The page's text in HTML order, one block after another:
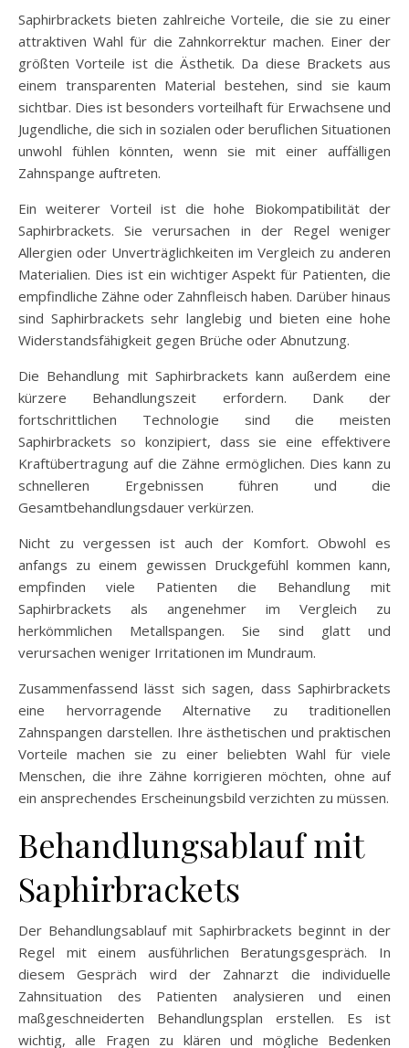
Saphirbrackets bieten zahlreiche Vorteile, die sie zu einer
attraktiven Wahl für die Zahnkorrektur machen. Einer der
größten Vorteile ist die Ästhetik. Da diese Brackets aus
einem transparenten Material bestehen, sind sie kaum
sichtbar. Dies ist besonders vorteilhaft für Erwachsene und
Jugendliche, die sich in sozialen oder beruflichen Situationen
unwohl fühlen könnten, wenn sie mit einer auffälligen
Zahnspange auftreten.
Ein weiterer Vorteil ist die hohe Biokompatibilität der
Saphirbrackets. Sie verursachen in der Regel weniger
Allergien oder Unverträglichkeiten im Vergleich zu anderen
Materialien. Dies ist ein wichtiger Aspekt für Patienten, die
empfindliche Zähne oder Zahnfleisch haben. Darüber hinaus
sind Saphirbrackets sehr langlebig und bieten eine hohe
Widerstandsfähigkeit gegen Brüche oder Abnutzung.
Die Behandlung mit Saphirbrackets kann außerdem eine
kürzere Behandlungszeit erfordern. Dank der
fortschrittlichen Technologie sind die meisten
Saphirbrackets so konzipiert, dass sie eine effektivere
Kraftübertragung auf die Zähne ermöglichen. Dies kann zu
schnelleren Ergebnissen führen und die
Gesamtbehandlungsdauer verkürzen.
Nicht zu vergessen ist auch der Komfort. Obwohl es
anfangs zu einem gewissen Druckgefühl kommen kann,
empfinden viele Patienten die Behandlung mit
Saphirbrackets als angenehmer im Vergleich zu
herkömmlichen Metallspangen. Sie sind glatt und
verursachen weniger Irritationen im Mundraum.
Zusammenfassend lässt sich sagen, dass Saphirbrackets
eine hervorragende Alternative zu traditionellen
Zahnspangen darstellen. Ihre ästhetischen und praktischen
Vorteile machen sie zu einer beliebten Wahl für viele
Menschen, die ihre Zähne korrigieren möchten, ohne auf
ein ansprechendes Erscheinungsbild verzichten zu müssen.
Behandlungsablauf mit
Saphirbrackets
Der Behandlungsablauf mit Saphirbrackets beginnt in der
Regel mit einem ausführlichen Beratungsgespräch. In
diesem Gespräch wird der Zahnarzt die individuelle
Zahnsituation des Patienten analysieren und einen
maßgeschneiderten Behandlungsplan erstellen. Es ist
wichtig, alle Fragen zu klären und mögliche Bedenken